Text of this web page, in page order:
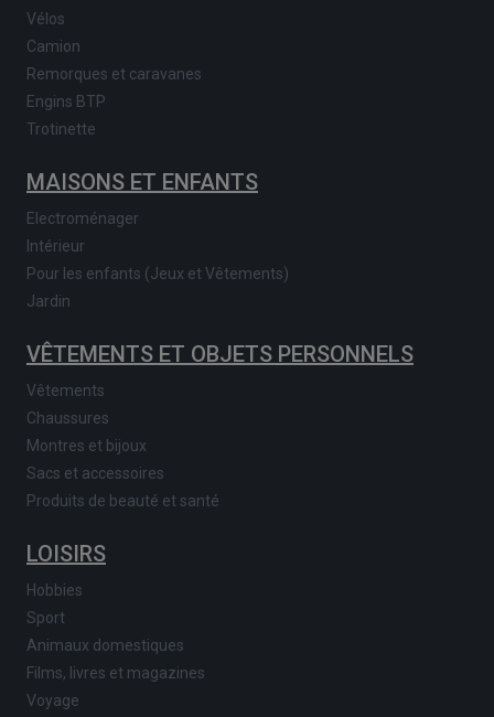
Vélos
Camion
Remorques et caravanes
Engins BTP
Trotinette
MAISONS ET ENFANTS
Electroménager
Intérieur
Pour les enfants (Jeux et Vêtements)
Jardin
VÊTEMENTS ET OBJETS PERSONNELS
Vêtements
Chaussures
Montres et bijoux
Sacs et accessoires
Produits de beauté et santé
LOISIRS
Hobbies
Sport
Animaux domestiques
Films, livres et magazines
Voyage